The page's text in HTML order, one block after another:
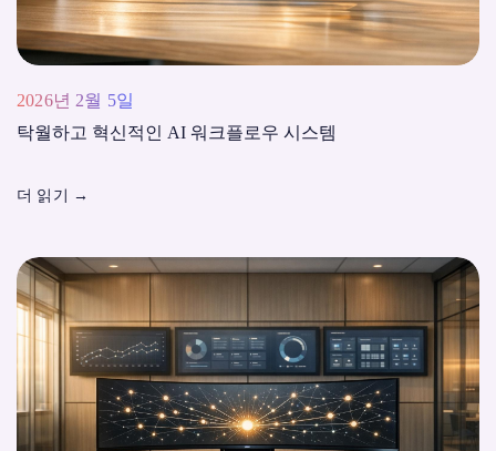
2026년 2월 5일
탁월하고 혁신적인 AI 워크플로우 시스템
더 읽기 →